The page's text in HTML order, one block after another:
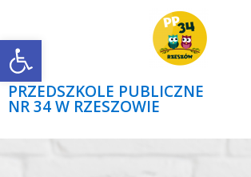
Open toolbar
PRZEDSZKOLE PUBLICZNE
NR 34 W RZESZOWIE